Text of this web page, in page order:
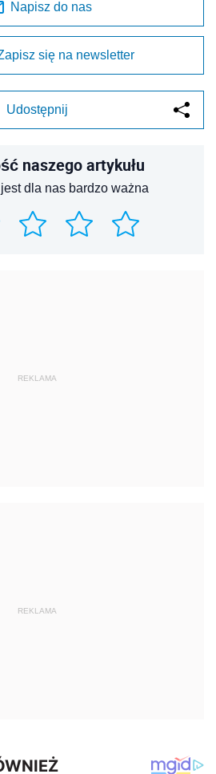
Napisz do nas
się na newsletter
Udostępnij
naszego artykułu
dla nas bardzo ważna
REKLAMA
REKLAMA